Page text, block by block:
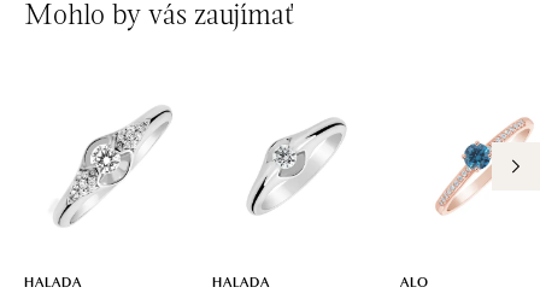
Mohlo by vás zaujímať
HALADA
HALADA
ALO